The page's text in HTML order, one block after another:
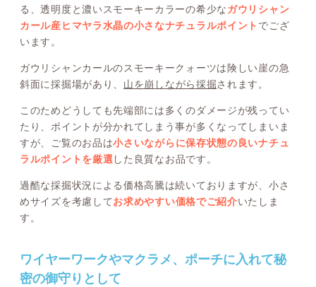
る、透明度と濃いスモーキーカラーの希少なガウリシャン
カール産ヒマヤラ水晶の小さなナチュラルポイント でござ
います。
ガウリシャンカールのスモーキークォーツは険しい崖の急
斜面に採掘場があり、 山を崩しながら採掘されます。
このためどうしても先端部には多くのダメージが残ってい
たり、ポイントが分かれてしまう事が多くなってしまいま
すが、ご覧のお品は小さいながらに保存状態の良いナチュ
ラルポイントを厳選 した良質なお品です。
過酷な採掘状況による価格高騰は続いておりますが、小さ
めサイズを考慮してお求めやすい価格でご紹介いたしま
す。
ワイヤーワークやマクラメ、ポーチに入れて秘
密の御守りとして